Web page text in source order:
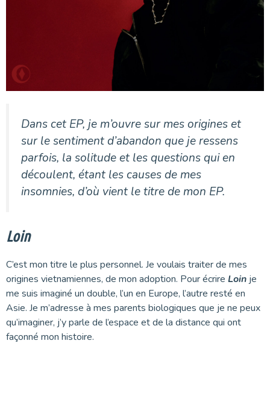
Dans cet EP, je m’ouvre sur mes origines et
sur le sentiment d’abandon que je ressens
parfois, la solitude et les questions qui en
découlent, étant les causes de mes
insomnies, d’où vient le titre de mon EP.
Loin
C’est mon titre le plus personnel. Je voulais traiter de mes
origines vietnamiennes, de mon adoption. Pour écrire Loin je
me suis imaginé un double, l’un en Europe, l’autre resté en
Asie. Je m’adresse à mes parents biologiques que je ne peux
qu’imaginer, j’y parle de l’espace et de la distance qui ont
façonné mon histoire.